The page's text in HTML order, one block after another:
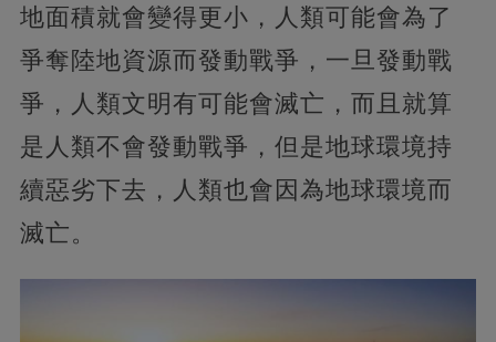
地面積就會變得更小，人類可能會為了
爭奪陸地資源而發動戰爭，一旦發動戰
爭，人類文明有可能會滅亡，而且就算
是人類不會發動戰爭，但是地球環境持
續惡劣下去，人類也會因為地球環境而
滅亡。